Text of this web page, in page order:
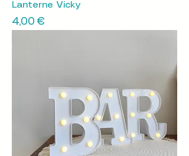
Lanterne Vicky
Prix
4,00 €